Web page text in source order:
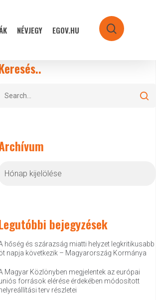
NÉVJEGY EGOV.HU search
bejegyzések
hőség és szárazság miatti helyzet legkritikusabb
napja következik – Magyarország Kormánya
Magyar Közlönyben megjelentek az európai
források elérése érdekében módosított
terv részletei